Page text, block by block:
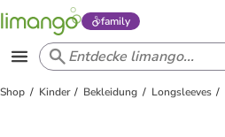
family
Shop Kinder Bekleidung Longsleeves